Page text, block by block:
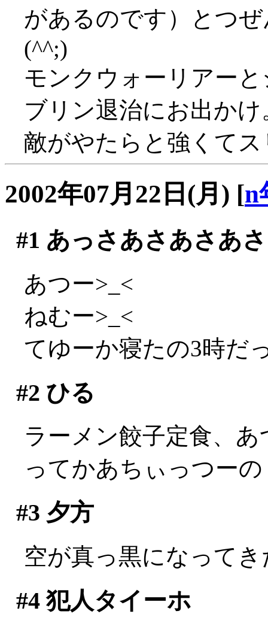
があるのです）とつ
(^^;)
モンクウォーリアー
ブリン退治にお出かけ
敵がやたらと強くて
2002年07月22日(月) [n
#1 あっさあさあさあさ
あつー>_<
ねむー>_<
てゆーか寝たの3時だ
#2 ひる
ラーメン餃子定食、
ってかあちぃっつー
#3 夕方
空が真っ黒になって
#4犯人タイーホ